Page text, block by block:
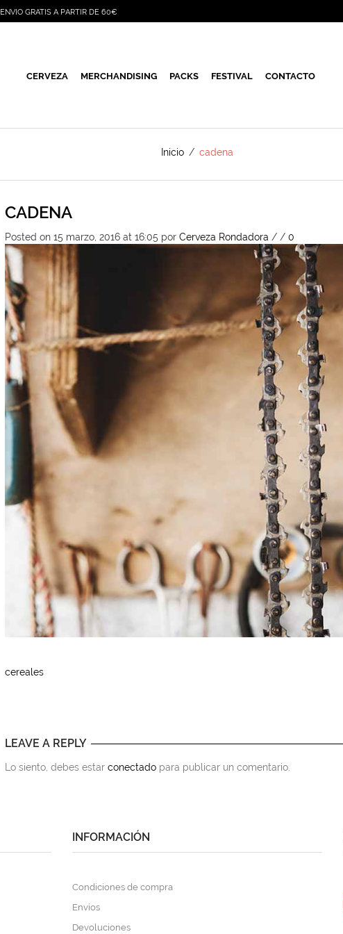
ENVIO GRATIS A PARTIR DE 60€
CERVEZA MERCHANDISING PACKS FESTIVAL CONTACTO
Inicio / cadena
CADENA
Posted on 15 marzo, 2016 at 16:05 por Cerveza Rondadora / / 0
cereales
LEAVE A REPLY
Lo siento, debes estar conectadopara publicar un comentario.
INFORMACIÓN
Condiciones de compra
Envíos
Devoluciones